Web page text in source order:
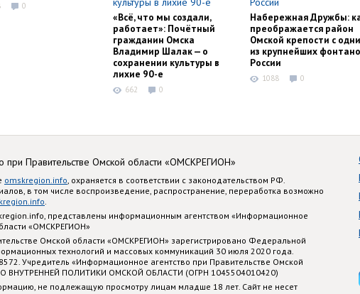
0
«Всё, что мы создали,
работает»: Почётный
гражданин Омска
Владимир Шалак — о
сохранении культуры в
лихие 90-е
662 0
Набережная Дружбы:
преображается район
Омской крепости с
из крупнейших
России
1088 0
Правительстве Омской области «ОМСКРЕГИОН»
omskregion.info , охраняется в соответствии с законодательством РФ.
в том числе воспроизведение, распространение, переработка возможно
представлены информационным агентством «Информационное
«ОМСКРЕГИОН»
Омской области «ОМСКРЕГИОН» зарегистрировано Федеральной
технологий и массовых коммуникаций 30 июля 2020 года.
Учредитель «Информационное агентство при Правительстве Омской
ВНУТРЕННЕЙ ПОЛИТИКИ ОМСКОЙ ОБЛАСТИ (ОГРН 1045504010420)
не подлежащую просмотру лицам младше 18 лет. Сайт не несет